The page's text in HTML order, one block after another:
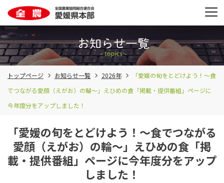
トップページ お知らせ一覧 2026年
「愛媛の旬をとどけよう！～食
でつながる愛顔（えがお）の輪～」えひめの食「掲載・提供番組」ページに
今年度分をアップしました！
「愛媛の旬をとどけよう！～食でつながる
愛顔（えがお）の輪～」えひめの食「掲
載・提供番組」ページに今年度分をアップ
しました！